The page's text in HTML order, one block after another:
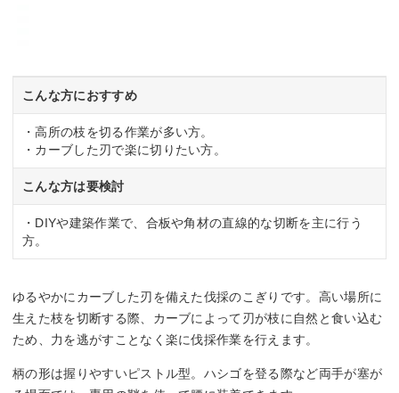
こんな方におすすめ
・高所の枝を切る作業が多い方。
・カーブした刃で楽に切りたい方。
こんな方は要検討
・DIYや建築作業で、合板や角材の直線的な切断を主に行う
方。
ゆるやかにカーブした刃を備えた伐採のこぎりです。高い場所に
生えた枝を切断する際、カーブによって刃が枝に自然と食い込む
ため、力を逃がすことなく楽に伐採作業を行えます。
柄の形は握りやすいピストル型。ハシゴを登る際など両手が塞が